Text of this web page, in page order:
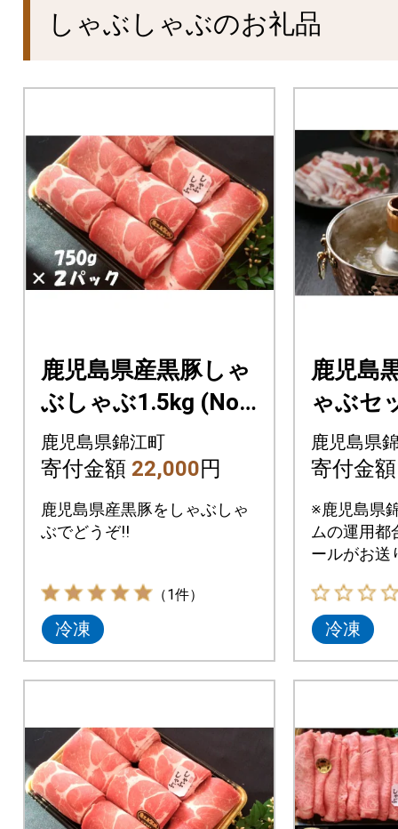
しゃぶしゃぶのお礼品
鹿児島県産黒豚しゃ
ぶしゃぶ1.5kg (No.
2023-1)
鹿児島県錦江町
寄付金額 22,000円
鹿児島県産黒豚をしゃぶしゃ
ぶでどうぞ!!
（1件）
冷凍
鹿児島
ゃぶセ
鹿児島県
寄付金
※鹿児島県
ムの運用都
ールがお送
ようお願い
冷凍